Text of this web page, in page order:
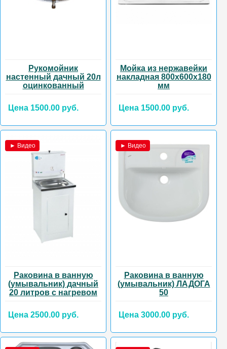
Рукомойник
настенный дачный 20л
оцинкованный
Цена 1500.00 руб.
Мойка из нержавейки
накладная 800х600х180
мм
Цена 1500.00 руб.
► Видео
Раковина в ванную
(умывальник) дачный
20 литров с нагревом
Цена 2500.00 руб.
► Видео
Раковина в ванную
(умывальник) ЛАДОГА
50
Цена 3000.00 руб.